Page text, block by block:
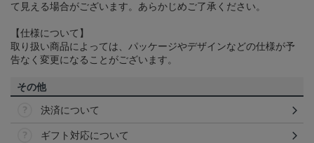
て見える場合がございます。あらかじめご了承ください。
【仕様について】
取り扱い商品によっては、パッケージやデザインなどの仕様が予
告なく変更になることがございます。
その他
決済について
ギフト対応について